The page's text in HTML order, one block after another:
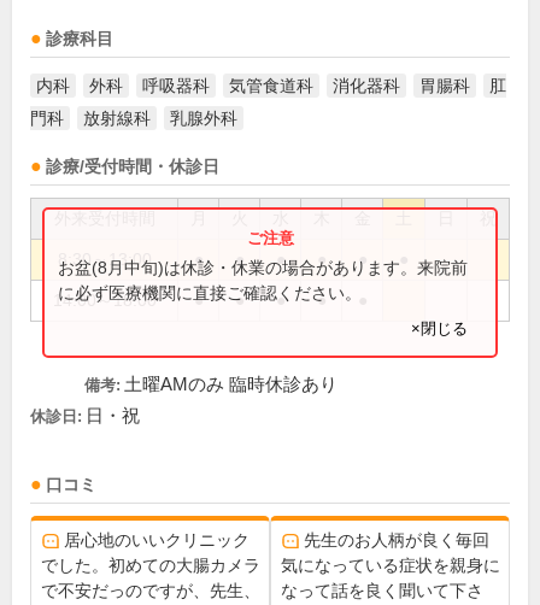
診療科目
内科 外科 呼吸器科 気管食道科 消化器科 胃腸科
肛
門科
放射線科 乳腺外科
診療/受付時間・休診日
祝
8:30～13:00 ● ● ● ● ●
14:00～18:00 ● ● ● ●
お盆(8月中旬)は休診・休業の場合があります。来院前
に必ず医療機関に直接ご確認ください。
×閉じる
備考: 土曜AMのみ 臨時休診あり
休診日: 日・祝
口コミ
居心地のいいクリニック
でした。初めての大腸カメラ
で不安だっのですが、先生、
先生のお人柄が良く毎回
気になっている症状を親身に
なって話を良く聞いて下さ